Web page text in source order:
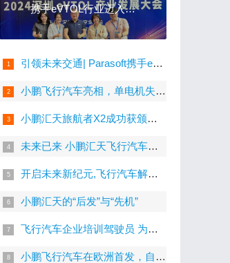
携手eVTOL行业迈入软
件安全智能化时代
引领未来交通| Parasoft携手eVTOL行业迈入软件安全智能化时代
小鹏飞行汽车亮相，单电机失灵照样飞行，飞行姿态稳定
小鹏汇天旅航者X2成功获颁特许飞行证
未来已来 小鹏汇天飞行汽车亮相2024北美CES
开启未来新纪元,飞行汽车解决堵车问题的新思路！
小鹏汇天的“后发”与“先机”
飞行汽车企业培训驾驶员 为商业运营做准备
小鹏飞行汽车在欧洲首发，自动驾驶限载两人，让空中飙车不再是梦